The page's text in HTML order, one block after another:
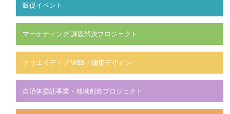
販促イベント
マーケティング 課題解決プロジェクト
クリエイディブ WEB・編集デザイン
自治体委託事業・地域創造プロジェクト